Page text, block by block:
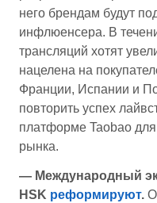
него брендам будут
инфлюенсера. В
трансляций хотят
нацелена на
Франции, Испании и
повторить успех
платформе Taobao для
рынка.
— Международный
HSK реформируют.